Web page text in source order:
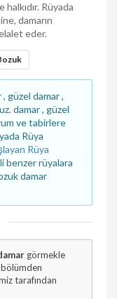
Rüyada
damarın
eder.
güzel damar ,
damar , güzel
ve tabirlere
Rüya
Rüya
benzer rüyalara
damar
görmekle
tarafından